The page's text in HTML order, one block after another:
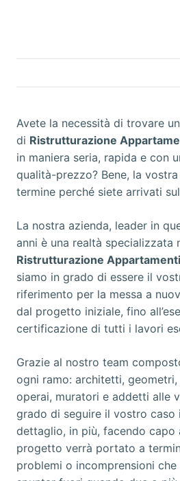
Avete la necessità di trovare
di Ristrutturazione
in maniera seria, rapida e con
qualità-prezzo? Bene, la
termine perché siete arrivati
La nostra azienda, leader in
anni è una realtà specializzata
Ristrutturazione
siamo in grado di essere il
riferimento per la messa a
dal progetto iniziale, fino
certificazione di tutti i lavori
Grazie al nostro team
ogni ramo: architetti,
operai, muratori e addetti alle
grado di seguire il vostro caso
dettaglio, in più, facendo capo
progetto verrà portato a
problemi o incomprensioni